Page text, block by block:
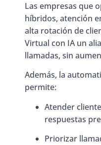
Las empresas que
híbridos, atención
alta rotación de
Virtual con IA un
llamadas, sin
Además, la
permite:
Atender
respuestas
Priorizar